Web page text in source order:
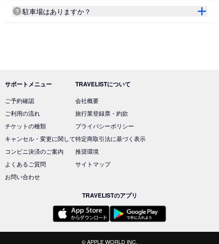
駐車場はありますか？
サポートメニュー
ご予約確認
ご利用の流れ
チケットの種類
キャンセル・変更に関して
コンビニ決済のご案内
よくあるご質問
お問い合わせ
TRAVELISTについて
会社概要
旅行業登録票・約款
プライバシーポリシー
特定商取引法に基づく表示
推奨環境
サイトマップ
TRAVELISTのアプリ
© APPLE WORLD INC.